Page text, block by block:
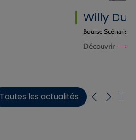
Willy
Bourse Scénariste
Découvrir
Toutes les actualités